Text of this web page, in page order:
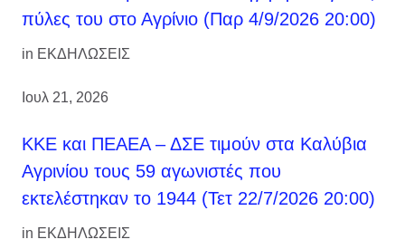
πύλες του στο Αγρίνιο (Παρ 4/9/2026 20:00)
in ΕΚΔΗΛΩΣΕΙΣ
Ιουλ 21, 2026
ΚΚΕ και ΠΕΑΕΑ – ΔΣΕ τιμούν στα Καλύβια
Αγρινίου τους 59 αγωνιστές που
εκτελέστηκαν το 1944 (Τετ 22/7/2026 20:00)
in ΕΚΔΗΛΩΣΕΙΣ